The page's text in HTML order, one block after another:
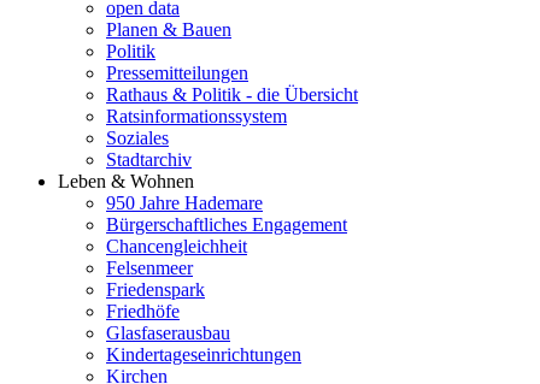
open data
Planen & Bauen
Politik
Pressemitteilungen
Rathaus & Politik - die Übersicht
Ratsinformationssystem
Soziales
Stadtarchiv
Leben & Wohnen
950 Jahre Hademare
Bürgerschaftliches Engagement
Chancengleichheit
Felsenmeer
Friedenspark
Friedhöfe
Glasfaserausbau
Kindertageseinrichtungen
Kirchen